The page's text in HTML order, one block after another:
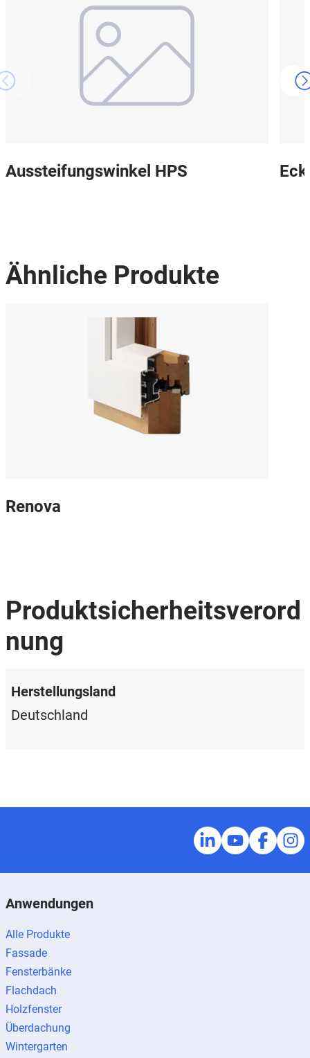
Aussteifungswinkel HPS
Ähnliche Produkte
Renova
Produktsicherheitsverord
nung
Herstellungsland
Deutschland
Anwendungen
Alle Produkte
Fassade
Fensterbänke
Flachdach
Holzfenster
Überdachung
Wintergarten